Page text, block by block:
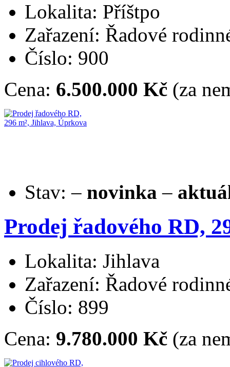
Lokalita: Příštpo
Zařazení: Řadové
Číslo: 900
Cena: 6.500.000 Kč (za
Stav: – novinka –
Prodej řadového RD,
Lokalita: Jihlava
Zařazení: Řadové
Číslo: 899
Cena: 9.780.000 Kč (za